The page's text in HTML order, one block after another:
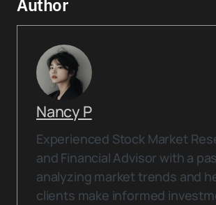
Author
Nancy P
Experienced Stock Market
and Financial Advisor with a
analyzing market trends and
clients make informed